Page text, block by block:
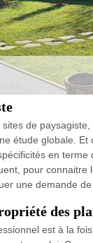
de
étude globale.
en
pour
une demande
des
est à la